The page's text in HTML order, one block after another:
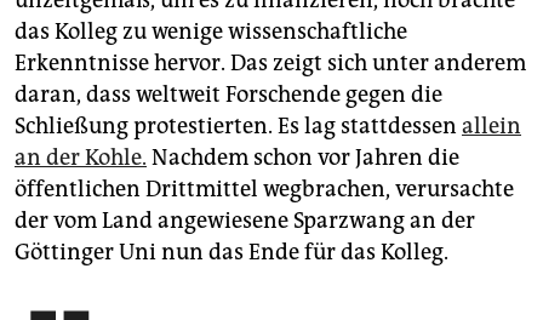
das Kolleg zu wenige wissenschaftliche
Erkenntnisse hervor. Das zeigt sich unter anderem
daran, dass weltweit Forschende gegen die
Schließung protestierten. Es lag stattdessen allein
an der Kohle. Nachdem schon vor Jahren die
öffentlichen Drittmittel wegbrachen, verursachte
der vom Land angewiesene Sparzwang an der
Göttinger Uni nun das Ende für das Kolleg.